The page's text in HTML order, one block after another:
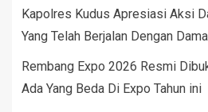
Kapolres Kudus Apresiasi Aksi
Yang Telah Berjalan Dengan
Rembang Expo 2026 Resmi
Ada Yang Beda Di Expo Tahun ini